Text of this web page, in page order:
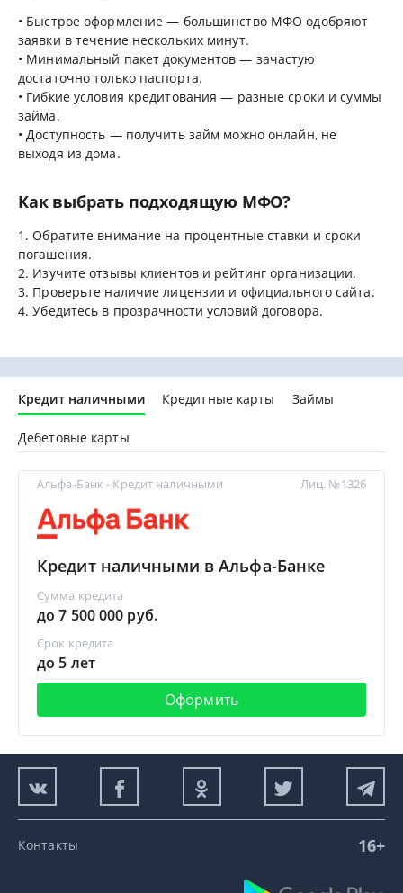
• Быстрое оформление — большинство МФО одобряют
заявки в течение нескольких минут.
• Минимальный пакет документов — зачастую
достаточно только паспорта.
• Гибкие условия кредитования — разные сроки и суммы
займа.
• Доступность — получить займ можно онлайн, не
выходя из дома.
Как выбрать подходящую МФО?
1. Обратите внимание на процентные ставки и сроки
погашения.
2. Изучите отзывы клиентов и рейтинг организации.
3. Проверьте наличие лицензии и официального сайта.
4. Убедитесь в прозрачности условий договора.
Кредит наличными Кредитные карты Займы
Дебетовые карты
Альфа-Банк - Кредит наличными
Кредит наличными в Альфа-Банке
Сумма кредита
до 7 500 000 руб.
Срок кредита
до 5 лет
Оформить
Лиц. №1326
Контакты 16+